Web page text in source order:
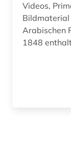
Videos,
Bildmaterial
Arabischen
1848